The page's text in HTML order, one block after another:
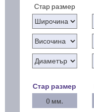
Стар размер
Стар размер
0 мм.